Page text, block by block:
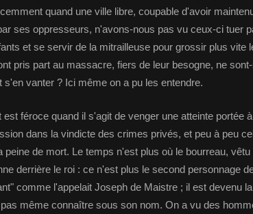
quand une ville libre, coupable d'avoir
ses oppresseurs, n'avons-nous pas vu ceux-ci tuer
et se servir de la mitrailleuse pour grossir plus vite
pris part au massacre, fiers de leur besogne, ne
s'en vanter ? Ici même on a pu les entendre.
est féroce quand il s'agit de venger une atteinte portée
dans la vindicte des crimes privés, et peu à peu
peine de mort. Le temps n'est plus où le bourreau,
derrière le roi : ce n'est plus le second personnage
comme l'appelait Joseph de Maistre ; il est devenu
même connaître sous son nom. On a vu des